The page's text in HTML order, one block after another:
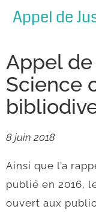
Appel de
Appel de
Science
8 juin 2018
Ainsi que l’a
publié en 2016,
ouvert aux